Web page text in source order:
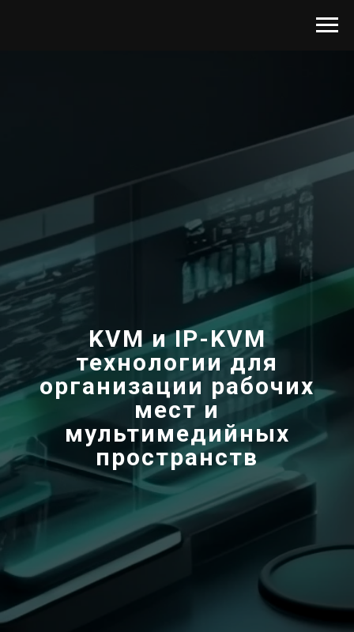
KVM и IP-KVM
технологии для
организации рабочих
мест и
мультимедийных
пространств